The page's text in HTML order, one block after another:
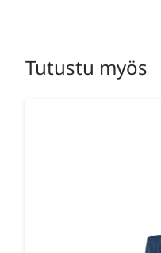
Tutustu myös